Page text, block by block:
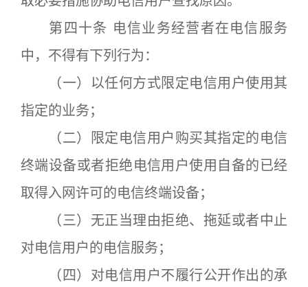
第四十条 电信业务经营者在电信服务
中，不得有下列行为：
（一）以任何方式限定电信用户使用其
指定的业务；
（二）限定电信用户购买其指定的电信
终端设备或者拒绝电信用户使用自备的已经
取得入网许可的电信终端设备；
（三）无正当理由拒绝、拖延或者中止
对电信用户的电信服务；
（四）对电信用户不履行公开作出的承